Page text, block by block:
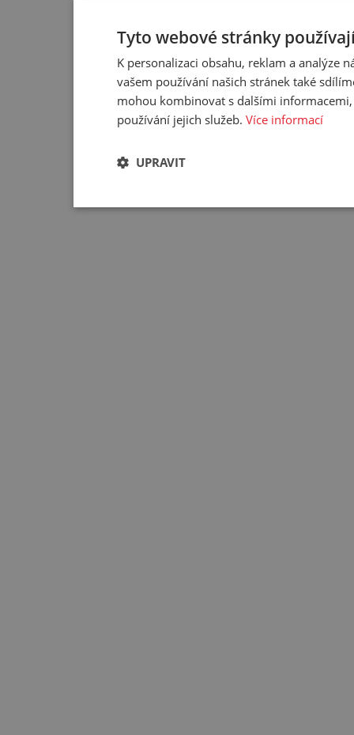
Tyto webové stránky
K personalizaci obsahu, reklam a analýze
vašem používání našich stránek také
mohou kombinovat s dalšími
používání jejich služeb. Více informací
UPRAVIT